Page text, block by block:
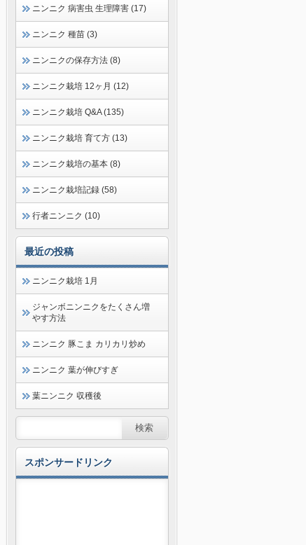
ニンニク 病害虫 生理障害 (17)
ニンニク 種苗 (3)
ニンニクの保存方法 (8)
ニンニク栽培 12ヶ月 (12)
ニンニク栽培 Q&A (135)
ニンニク栽培 育て方 (13)
ニンニク栽培の基本 (8)
ニンニク栽培記録 (58)
行者ニンニク (10)
最近の投稿
ニンニク栽培 1月
ジャンボニンニクをたくさん増
やす方法
ニンニク 豚こま カリカリ炒め
ニンニク 葉が伸びすぎ
葉ニンニク 収穫後
スポンサードリンク